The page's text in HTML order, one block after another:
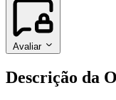
Avaliar
Descrição da